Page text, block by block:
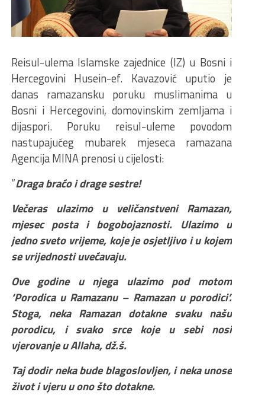
Reisul-ulema Islamske zajednice (IZ) u Bosni i
Hercegovini Husein-ef. Kavazović uputio je
danas ramazansku poruku muslimanima u
Bosni i Hercegovini, domovinskim zemljama i
dijaspori. Poruku reisul-uleme povodom
nastupajućeg mubarek mjeseca ramazana
Agencija MINA prenosi u cijelosti:
“Draga braćo i drage sestre!
Večeras ulazimo u veličanstveni Ramazan,
mjesec posta i bogobojaznosti. Ulazimo u
jedno sveto vrijeme, koje je osjetljivo i u kojem
se vrijednosti uvećavaju.
Ove godine u njega ulazimo pod motom
‘Porodica u Ramazanu – Ramazan u porodici’.
Stoga, neka Ramazan dotakne svaku našu
porodicu, i svako srce koje u sebi nosi
vjerovanje u Allaha, dž.š.
Taj dodir neka bude blagoslovljen, i neka unose
život i vjeru u ono što dotakne.